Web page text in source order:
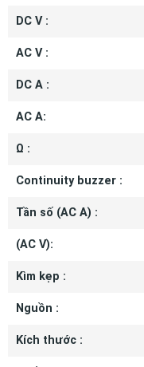
DC V :
AC V :
DC A :
AC A:
Ω :
Continuity buzzer :
Tần số (AC A) :
(AC V):
Kìm kẹp :
Nguồn :
Kích thước :